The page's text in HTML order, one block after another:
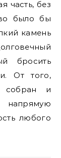
часть, без
было бы
камень
бросить
От того,
собран и
напрямую
любого